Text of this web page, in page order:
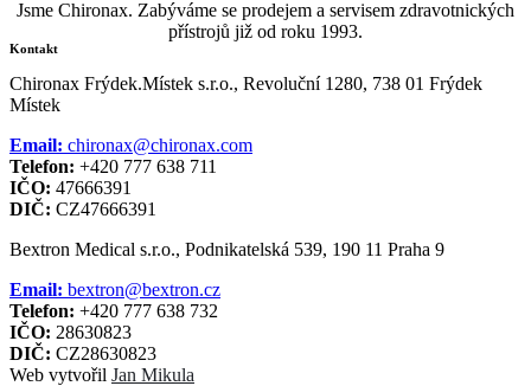
Jsme Chironax. Zabýváme se prodejem a servisem zdravotnických
přístrojů již od roku 1993.
Kontakt
Chironax Frýdek.Místek s.r.o., Revoluční 1280, 738 01 Frýdek
Místek
Email: chironax@chironax.com
Telefon: +420 777 638 711
IČO: 47666391
DIČ: CZ47666391
Bextron Medical s.r.o., Podnikatelská 539, 190 11 Praha 9
Email: bextron@bextron.cz
Telefon: +420 777 638 732
IČO: 28630823
DIČ: CZ28630823
Web vytvořil Jan Mikula